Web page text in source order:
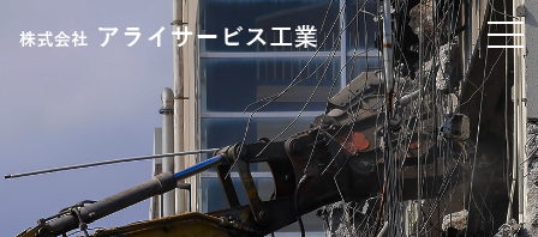
t
o
g
g
l
e
n
a